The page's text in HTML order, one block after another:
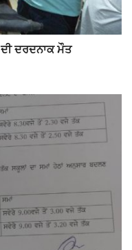
ਦਰਦਨਾਕ ਮੌਤ